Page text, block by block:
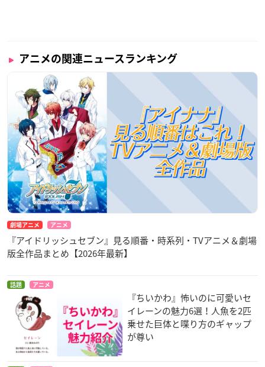
アニメの関連ニュースランキング
劇場アニメ アニメ
『アイドリッシュセブン』見る順番・時系列・TVアニメ＆劇場
版全作品まとめ【2026年最新】
話題 アニメ
『ちいかわ』怖いのに可愛いセ
イレーンの魅力6選！人魚を2匹
乗せた巨体と喋り方のギャップ
が尊い